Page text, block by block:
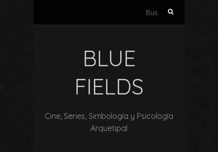
Buscar:
BLUE
FIELDS
Cine, Series, Simbología y Psicología
Arquetipal